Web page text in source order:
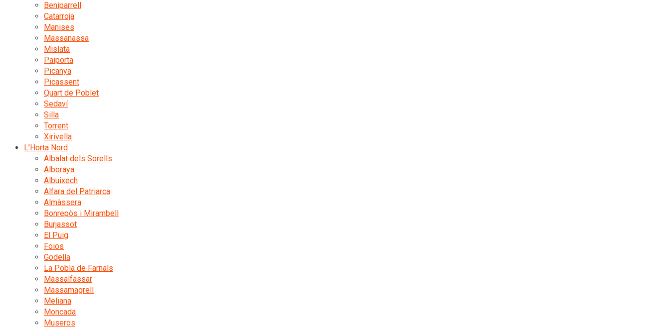
Beniparrell
Catarroja
Manises
Massanassa
Mislata
Paiporta
Picanya
Picassent
Quart de Poblet
Sedaví
Silla
Torrent
Xirivella
L’Horta Nord
Albalat dels Sorells
Alboraya
Albuixech
Alfara del Patriarca
Almàssera
Bonrepòs i Mirambell
Burjassot
El Puig
Foios
Godella
La Pobla de Farnals
Massalfassar
Massamagrell
Meliana
Moncada
Museros